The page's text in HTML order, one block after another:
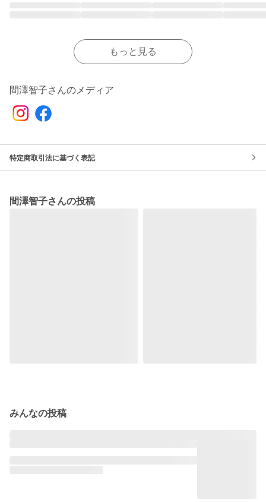
もっと見る
間澤智子さんのメディア
特定商取引法に基づく表記
間澤智子さんの投稿
みんなの投稿